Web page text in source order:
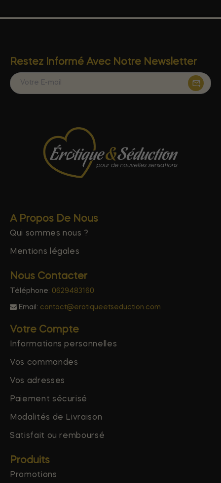
Restez Informé Avec Notre Newsletter
A Propos De Nous
Qui sommes nous ?
Mentions légales
Nous Contacter
Téléphone: 0629483160
Email: contact@erotiqueetseduction.com
Votre Compte
Informations personnelles
Vos commandes
Vos adresses
Paiement sécurisé
Modalités de Livraison
Satisfait ou remboursé
Produits
Promotions